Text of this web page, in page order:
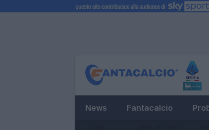
News Fantacalcio